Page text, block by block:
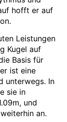
hofft er auf
Leistungen
Kugel auf
Basis für
ist eine
unterwegs. In
sie in
und
an.